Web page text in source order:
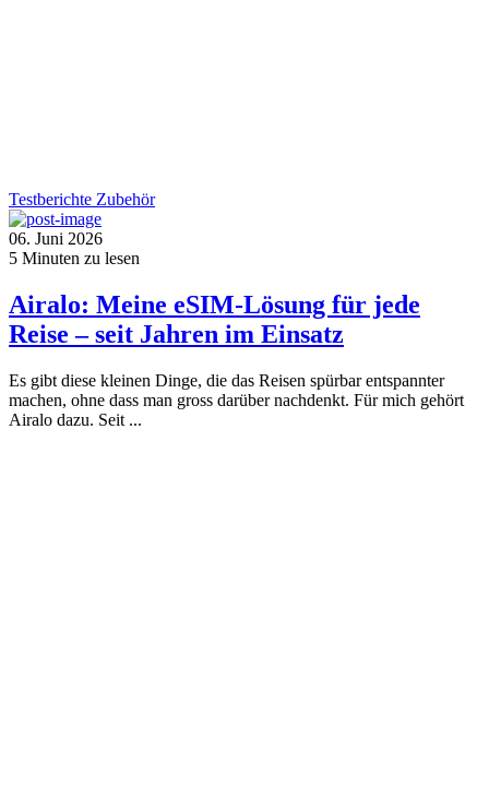
Testberichte Zubehör
06. Juni 2026
5 Minuten zu lesen
Airalo: Meine eSIM-Lösung für jede
Reise – seit Jahren im Einsatz
Es gibt diese kleinen Dinge, die das Reisen spürbar entspannter
machen, ohne dass man gross darüber nachdenkt. Für mich gehört
Airalo dazu. Seit ...